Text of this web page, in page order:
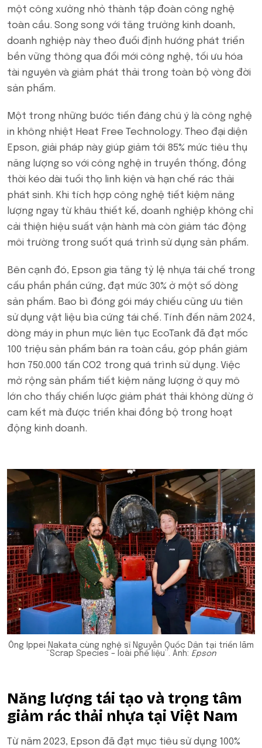
một công xưởng nhỏ thành tập đoàn công nghệ
toàn cầu. Song song với tăng trưởng kinh doanh,
doanh nghiệp này theo đuổi định hướng phát triển
bền vững thông qua đổi mới công nghệ, tối ưu hóa
tài nguyên và giảm phát thải trong toàn bộ vòng đời
sản phẩm.
Một trong những bước tiến đáng chú ý là công nghệ
in không nhiệt Heat Free Technology. Theo đại diện
Epson, giải pháp này giúp giảm tới 85% mức tiêu thụ
năng lượng so với công nghệ in truyền thống, đồng
thời kéo dài tuổi thọ linh kiện và hạn chế rác thải
phát sinh. Khi tích hợp công nghệ tiết kiệm năng
lượng ngay từ khâu thiết kế, doanh nghiệp không chỉ
cải thiện hiệu suất vận hành mà còn giảm tác động
môi trường trong suốt quá trình sử dụng sản phẩm.
Bên cạnh đó, Epson gia tăng tỷ lệ nhựa tái chế trong
cấu phần phần cứng, đạt mức 30% ở một số dòng
sản phẩm. Bao bì đóng gói máy chiếu cũng ưu tiên
sử dụng vật liệu bìa cứng tái chế. Tính đến năm 2024,
dòng máy in phun mực liên tục EcoTank đã đạt mốc
100 triệu sản phẩm bán ra toàn cầu, góp phần giảm
hơn 750.000 tấn CO2 trong quá trình sử dụng. Việc
mở rộng sản phẩm tiết kiệm năng lượng ở quy mô
lớn cho thấy chiến lược giảm phát thải không dừng ở
cam kết mà được triển khai đồng bộ trong hoạt
động kinh doanh.
Ông Ippei Nakata cùng nghệ sĩ Nguyễn Quốc Dân tại triển lãm
“Scrap Species – loài phế liệu”. Ảnh: Epson
Năng lượng tái tạo và trọng tâm
giảm rác thải nhựa tại Việt Nam
Từ năm 2023, Epson đã đạt mục tiêu sử dụng 100%